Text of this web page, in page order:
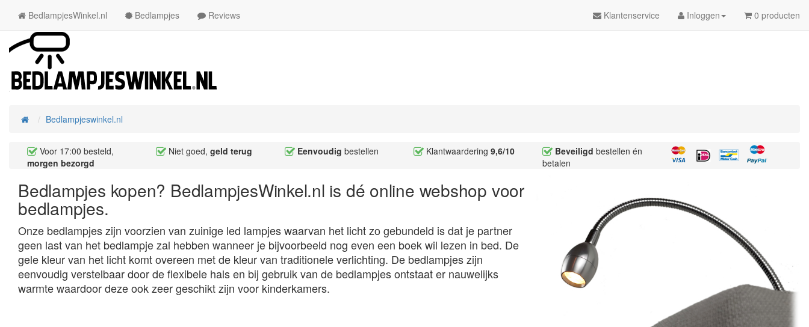
BedlampjesWinkel.nl Bedlampjes Reviews Klantenservice Inloggen 0 producten
HomeBedlampjeswinkel.nl
Voor 17:00 besteld,
morgen bezorgd
Niet goed, geld terug Eenvoudig bestellen Klantwaardering 9,6/10 Beveiligd bestellen én
betalen
Bedlampjes kopen? BedlampjesWinkel.nl is dé online webshop voor
bedlampjes.
Onze bedlampjes zijn voorzien van zuinige led lampjes waarvan het licht zo gebundeld is dat je partner
geen last van het bedlampje zal hebben wanneer je bijvoorbeeld nog even een boek wil lezen in bed. De
gele kleur van het licht komt overeen met de kleur van traditionele verlichting. De bedlampjes zijn
eenvoudig verstelbaar door de flexibele hals en bij gebruik van de bedlampjes ontstaat er nauwelijks
warmte waardoor deze ook zeer geschikt zijn voor kinderkamers.